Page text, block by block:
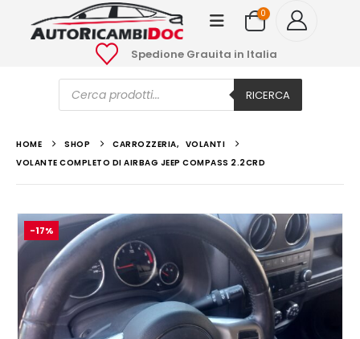
0
Spedione Grauita in Italia
Ricerca
prodotti RICERCA
HOME SHOP CARROZZERIA, VOLANTI
VOLANTE COMPLETO DI AIRBAG JEEP COMPASS 2.2CRD
-17%